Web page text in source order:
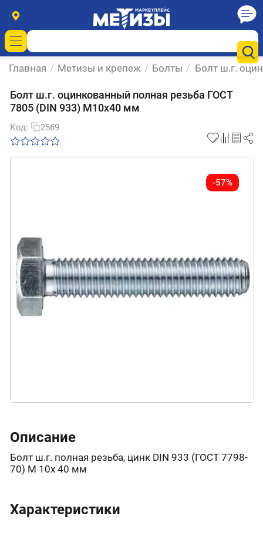
Главная / Метизы и крепеж / Болты / Болт ш.г.
Болт ш.г. оцинкованный полная резьба ГОСТ
7805 (DIN 933) М10х40 мм
Код: 2569
-57%
Описание
Болт ш.г. полная резьба, цинк DIN 933 (ГОСТ 7798-
70) М 10х 40 мм
Характеристики